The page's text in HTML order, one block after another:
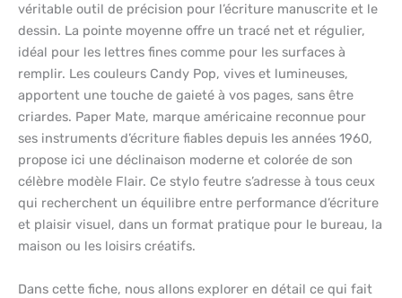
véritable outil de précision pour l’écriture manuscrite et le
dessin. La pointe moyenne offre un tracé net et régulier,
idéal pour les lettres fines comme pour les surfaces à
remplir. Les couleurs Candy Pop, vives et lumineuses,
apportent une touche de gaieté à vos pages, sans être
criardes. Paper Mate, marque américaine reconnue pour
ses instruments d’écriture fiables depuis les années 1960,
propose ici une déclinaison moderne et colorée de son
célèbre modèle Flair. Ce stylo feutre s’adresse à tous ceux
qui recherchent un équilibre entre performance d’écriture
et plaisir visuel, dans un format pratique pour le bureau, la
maison ou les loisirs créatifs.
Dans cette fiche, nous allons explorer en détail ce qui fait